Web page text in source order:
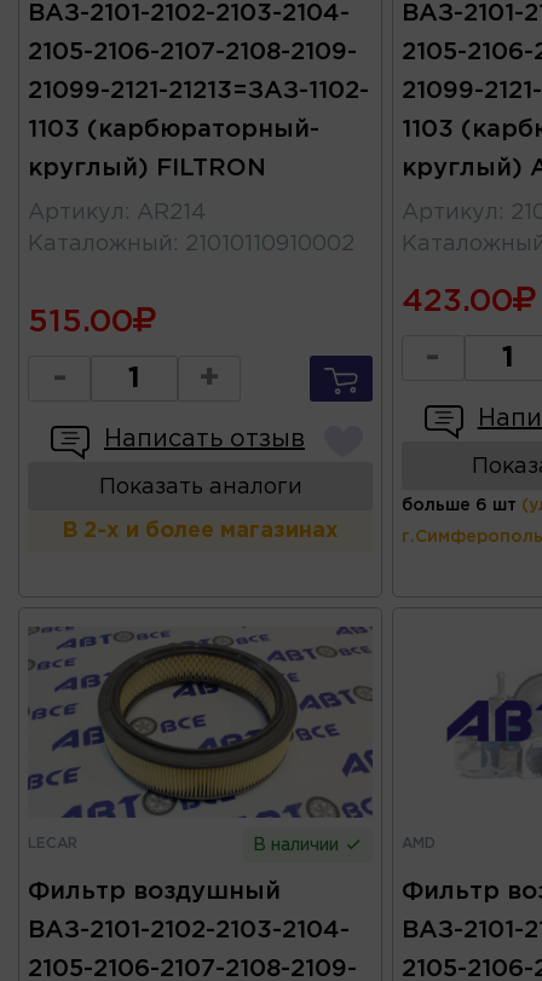
ВАЗ-2101-2102-2103-2104-
2105-2106-2107-2108-2109-
21099-2121-21213=ЗАЗ-1102-
1103 (карбюраторный-
круглый) FILTRON
Артикул : AR214
Каталожный : 21010110910002
515.00
- +
Написать отзыв
Показать аналоги
В 2-х и более магазинах
ВАЗ-2101-
2105-2106-
21099-
1103
круглый)
Артикул :
423.00
-
больше 6 шт
LECAR В наличии
Фильтр воздушный
ВАЗ-2101-2102-2103-2104-
2105-2106-2107-2108-2109-
AMD
Фильтр
ВАЗ-2101-
2105-2106-